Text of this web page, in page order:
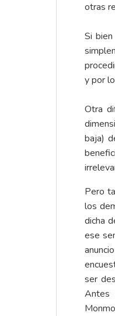
otras
Si
y por
Otra
baja)
Pero
los
dicha
ese
ser
Antes